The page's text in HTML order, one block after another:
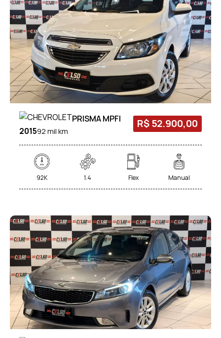
R$ 52.900,00
PRISMA MPFI
201592 mil km
92K 1.4 Flex Manual